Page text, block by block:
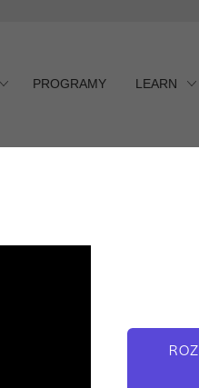
PROGRAMY LEARN